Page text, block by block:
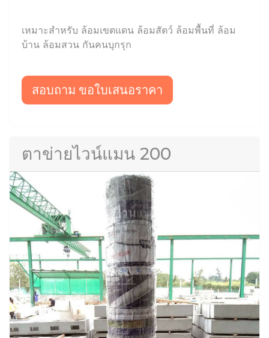
เหมาะสำหรับ ล้อมเขตแดน ล้อมสัตว์ ล้อมพื้นที่ ล้อม
บ้าน ล้อมสวน กันคนบุกรุก
สอบถาม ขอใบเสนอราคา
ตาข่ายไวน์แมน 200